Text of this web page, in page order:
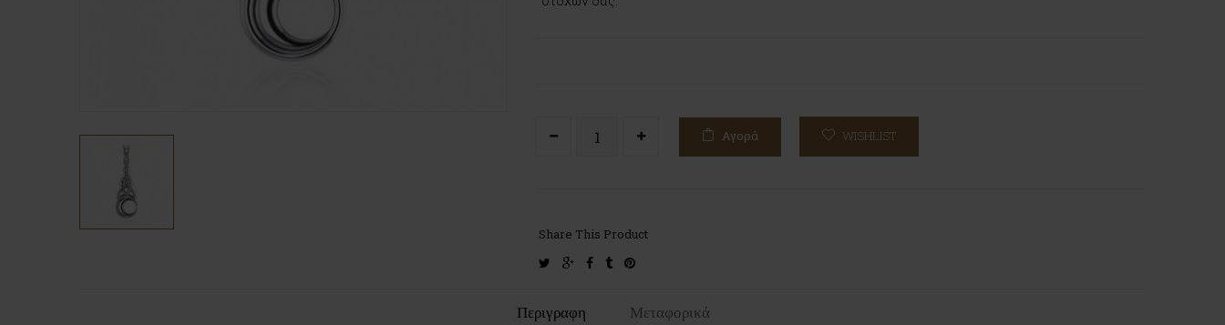
Αγορά WISHLIST
Share This Product
twittergoogle-facebook
tumblrpinterest
Περιγραφη
Μεταφορικά